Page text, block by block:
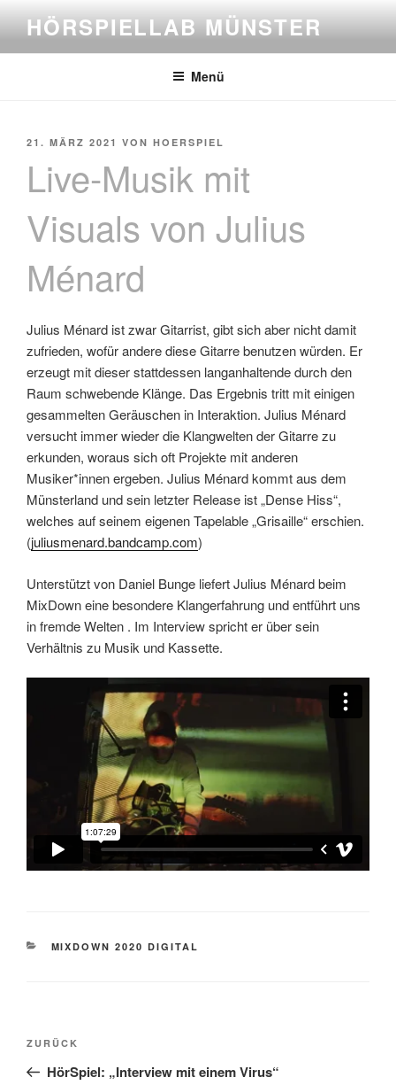
springen
HÖRSPIELLAB MÜNSTER
Menü
VERÖFFENTLICHT
21. MÄRZ 2021 VON HOERSPIEL
Live-Musik mit
Visuals von Julius
Ménard
Julius Ménard ist zwar Gitarrist, gibt sich aber nicht damit
zufrieden, wofür andere diese Gitarre benutzen würden. Er
erzeugt mit dieser stattdessen langanhaltende durch den
Raum schwebende Klänge. Das Ergebnis tritt mit einigen
gesammelten Geräuschen in Interaktion. Julius Ménard
versucht immer wieder die Klangwelten der Gitarre zu
erkunden, woraus sich oft Projekte mit anderen
Musiker*innen ergeben. Julius Ménard kommt aus dem
Münsterland und sein letzter Release ist „Dense Hiss“,
welches auf seinem eigenen Tapelable „Grisaille“ erschien.
(juliusmenard.bandcamp.com)
Unterstützt von Daniel Bunge liefert Julius Ménard beim
MixDown eine besondere Klangerfahrung und entführt uns
in fremde Welten . Im Interview spricht er über sein
Verhältnis zu Musik und Kassette.
KATEGORIEN
MIXDOWN 2020 DIGITAL
Beitragsnavigation
Vorheriger
Beitrag
ZURÜCK
HörSpiel: „Interview mit einem Virus“